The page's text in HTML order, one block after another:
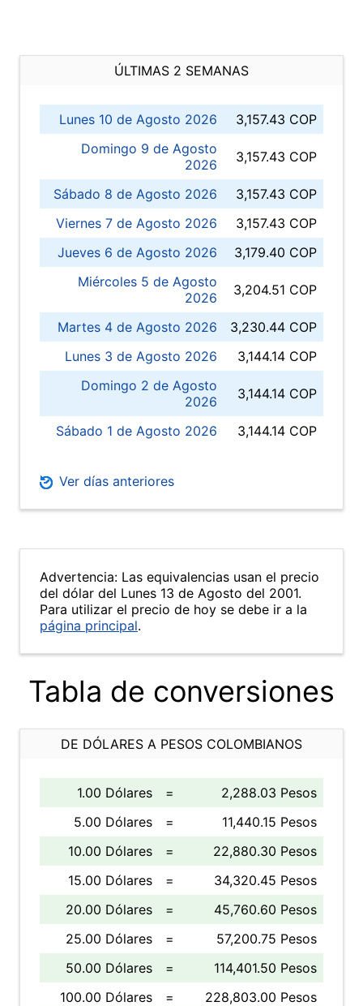
ÚLTIMAS 2 SEMANAS
Lunes 10 de Agosto 2026
3,157.43 COP
Domingo 9 de Agosto
2026
3,157.43 COP
Sábado 8 de Agosto 2026
3,157.43 COP
Viernes 7 de Agosto 2026
3,157.43 COP
Jueves 6 de Agosto 2026
3,179.40 COP
Miércoles 5 de Agosto
2026
3,204.51 COP
Martes 4 de Agosto 2026
3,230.44 COP
Lunes 3 de Agosto 2026
3,144.14 COP
Domingo 2 de Agosto
2026
3,144.14 COP
Sábado 1 de Agosto 2026 3,144.14 COP
Ver días anteriores
Advertencia: Las equivalencias usan el precio
del dólar del Lunes 13 de Agosto del 2001.
Para utilizar el precio de hoy se debe ir a la
página principal.
Tabla de conversiones
DE DÓLARES A PESOS COLOMBIANOS
1.00 Dólares =
2,288.03 Pesos
5.00 Dólares
=
11,440.15 Pesos
10.00 Dólares
=
22,880.30 Pesos
15.00 Dólares
=
34,320.45 Pesos
20.00 Dólares
=
45,760.60 Pesos
25.00 Dólares
=
57,200.75 Pesos
50.00 Dólares
=
114,401.50 Pesos
100.00 Dólares
=
228,803.00 Pesos